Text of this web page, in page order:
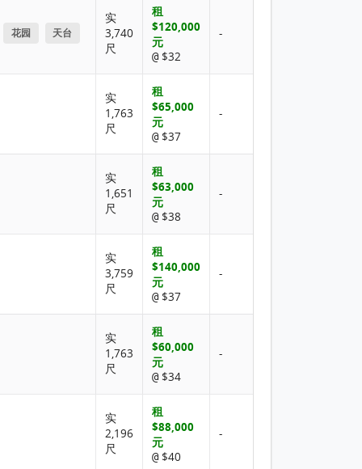
花园 天台
实
3,740
尺
租
$120,000
元
@ $32
-
实
1,763
尺
租
$65,000
元
@ $37
-
实
1,651
尺
租
$63,000
元
@ $38
-
实
3,759
尺
租
$140,000
元
@ $37
-
实
1,763
尺
租
$60,000
元
@ $34
-
实
2,196
尺
租
$88,000
元
@ $40
-